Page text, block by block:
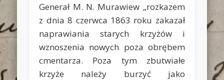
Generał M. N. Murawiew „rozkazem
z dnia 8 czerwca 1863 roku zakazał
naprawiania starych krzyżów i
wznoszenia nowych poza obrębem
cmentarza. Poza tym zbutwiałe
krzyże należy burzyć jako